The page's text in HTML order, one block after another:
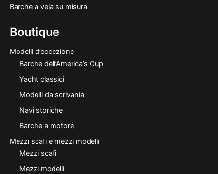
Barche a vela su misura
Boutique
Modelli d’eccezione
Barche dell’America’s Cup
Yacht classici
Modelli da scrivania
Navi storiche
Barche a motore
Mezzi scafi e mezzi modelli
Mezzi scafi
Mezzi modelli